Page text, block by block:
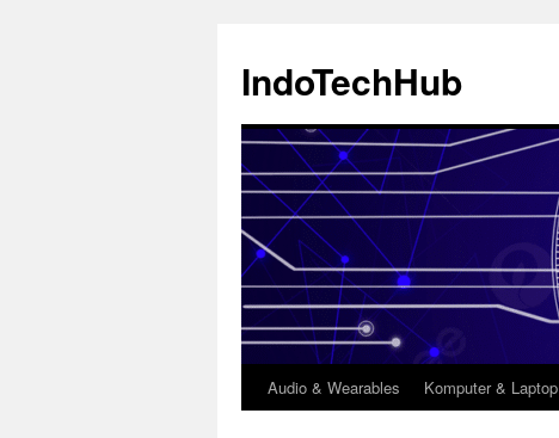
isi
IndoTechHub
Audio & Wearables Komputer & Laptop